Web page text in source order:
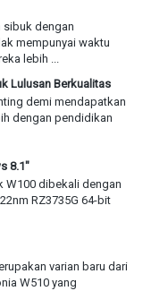
sibuk dengan
mempunyai waktu
lebih ...
Lulusan Berkualitas
demi mendapatkan
dengan pendidikan
8.1"
W100 dibekali dengan
RZ3735G 64-bit
varian baru dari
W510 yang